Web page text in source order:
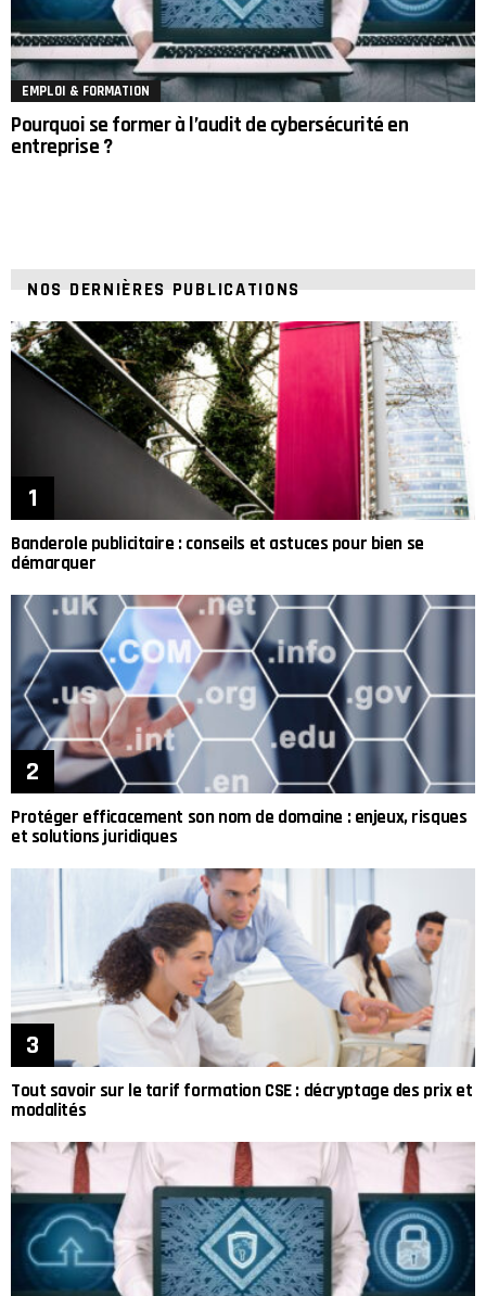
EMPLOI & FORMATION
Pourquoi se former à l’audit de cybersécurité en
entreprise ?
NOS DERNIÈRES PUBLICATIONS
Banderole publicitaire : conseils et astuces pour bien se
démarquer
Protéger efficacement son nom de domaine : enjeux, risques
et solutions juridiques
Tout savoir sur le tarif formation CSE : décryptage des prix et
modalités